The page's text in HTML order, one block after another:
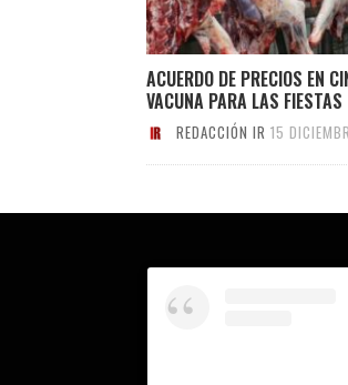
ACUERDO DE PRECIOS EN
VACUNA PARA LAS FIESTAS
REDACCIÓN IR 15